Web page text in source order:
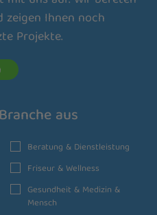
zeigen Ihnen noch
Projekte.
aus
Beratung & Dienstleistung
Friseur & Wellness
Gesundheit & Medizin &
Mensch